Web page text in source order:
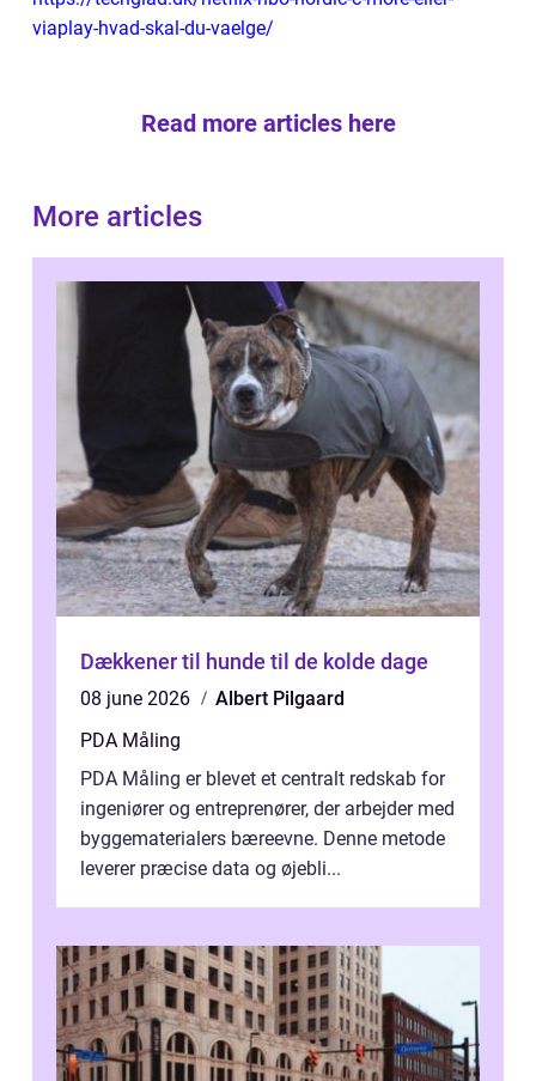
viaplay-hvad-skal-du-vaelge/
Read more articles here
More articles
Dækkener til hunde til de kolde dage
08 june 2026
Albert Pilgaard
PDA Måling
PDA Måling er blevet et centralt redskab for
ingeniører og entreprenører, der arbejder med
byggematerialers bæreevne. Denne metode
leverer præcise data og øjebli...